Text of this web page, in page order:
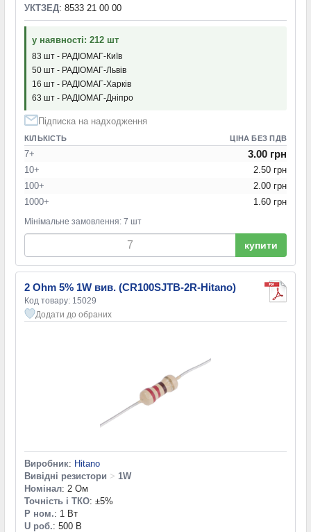
УКТЗЕД: 8533 21 00 00
у наявності: 212 шт
83 шт - РАДІОМАГ-Київ
50 шт - РАДІОМАГ-Львів
16 шт - РАДІОМАГ-Харків
63 шт - РАДІОМАГ-Дніпро
Підписка на надходження
КІЛЬКІСТЬ ЦІНА БЕЗ ПДВ
7+ 3.00 грн
10+
2.50 грн
100+
2.00 грн
1000+
1.60 грн
Мінімальне замовлення: 7 шт
купити
2 Ohm 5% 1W вив. (CR100SJTB-2R-Hitano)
Код товару: 15029
Додати до обраних
Виробник: Hitano
Вивідні резистори > 1W
Номінал: 2 Ом
Точність і ТКО: ±5%
P ном.: 1 Вт
U роб.: 500 В